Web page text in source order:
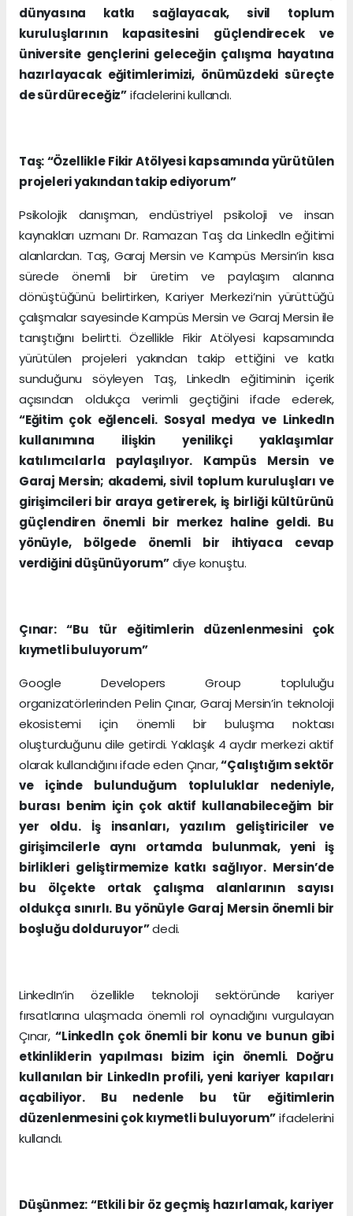
dünyasına katkı sağlayacak, sivil toplum
kuruluşlarının kapasitesini güçlendirecek ve
üniversite gençlerini geleceğin çalışma hayatına
hazırlayacak eğitimlerimizi, önümüzdeki süreçte
de sürdüreceğiz”ifadelerini kullandı.
Taş: “Özellikle Fikir Atölyesi kapsamında yürütülen
projeleri yakından takip ediyorum”
Psikolojik danışman, endüstriyel psikoloji ve insan
kaynakları uzmanı Dr. Ramazan Taş da Linkedln eğitimi
alanlardan. Taş, Garaj Mersin ve Kampüs Mersin’in kısa
sürede önemli bir üretim ve paylaşım alanına
dönüştüğünü belirtirken, Kariyer Merkezi’nin yürüttüğü
çalışmalar sayesinde Kampüs Mersin ve Garaj Mersin ile
tanıştığını belirtti. Özellikle Fikir Atölyesi kapsamında
yürütülen projeleri yakından takip ettiğini ve katkı
sunduğunu söyleyen Taş, LinkedIn eğitiminin içerik
açısından oldukça verimli geçtiğini ifade ederek,
“Eğitim çok eğlenceli. Sosyal medya ve LinkedIn
kullanımına ilişkin yenilikçi yaklaşımlar
katılımcılarla paylaşılıyor. Kampüs Mersin ve
Garaj Mersin; akademi, sivil toplum kuruluşları ve
girişimcileri bir araya getirerek, iş birliği kültürünü
güçlendiren önemli bir merkez haline geldi. Bu
yönüyle, bölgede önemli bir ihtiyaca cevap
verdiğini düşünüyorum”diye konuştu.
Çınar: “Bu tür eğitimlerin düzenlenmesini çok
kıymetli buluyorum”
Google Developers Group topluluğu
organizatörlerinden Pelin Çınar, Garaj Mersin’in teknoloji
ekosistemi için önemli bir buluşma noktası
oluşturduğunu dile getirdi. Yaklaşık 4 aydır merkezi aktif
olarak kullandığını ifade eden Çınar,“Çalıştığım sektör
ve içinde bulunduğum topluluklar nedeniyle,
burası benim için çok aktif kullanabileceğim bir
yer oldu. İş insanları, yazılım geliştiriciler ve
girişimcilerle aynı ortamda bulunmak, yeni iş
birlikleri geliştirmemize katkı sağlıyor. Mersin’de
bu ölçekte ortak çalışma alanlarının sayısı
oldukça sınırlı. Bu yönüyle Garaj Mersin önemli bir
boşluğu dolduruyor”dedi.
LinkedIn’in özellikle teknoloji sektöründe kariyer
fırsatlarına ulaşmada önemli rol oynadığını vurgulayan
Çınar,“Linkedln çok önemli bir konu ve bunun gibi
etkinliklerin yapılması bizim için önemli. Doğru
kullanılan bir LinkedIn profili, yeni kariyer kapıları
açabiliyor. Bu nedenle bu tür eğitimlerin
düzenlenmesini çok kıymetli buluyorum”ifadelerini
kullandı.
Düşünmez: “Etkili bir öz geçmiş hazırlamak, kariyer